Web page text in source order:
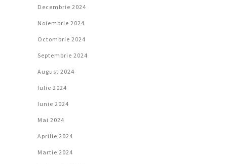
Decembrie 2024
Noiembrie 2024
Octombrie 2024
Septembrie 2024
August 2024
Iulie 2024
Iunie 2024
Mai 2024
Aprilie 2024
Martie 2024